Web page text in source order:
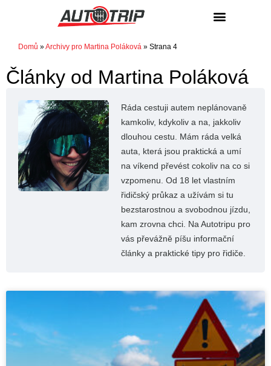
Domů »Archivy pro Martina Poláková » Strana 4
Články od Martina Poláková
Ráda cestuji autem neplánovaně
kamkoliv, kdykoliv a na, jakkoliv
dlouhou cestu. Mám ráda velká
auta, která jsou praktická a umí
na víkend převést cokoliv na co si
vzpomenu. Od 18 let vlastním
řidičský průkaz a užívám si tu
bezstarostnou a svobodnou jízdu,
kam zrovna chci. Na Autotripu pro
vás převážně píšu informační
články a praktické tipy pro řidiče.